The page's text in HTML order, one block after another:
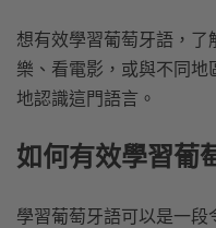
想有效學習葡萄牙語，
樂、看電影，或與不同
地認識這門語言。
如何有效學習葡
學習葡萄牙語可以是一